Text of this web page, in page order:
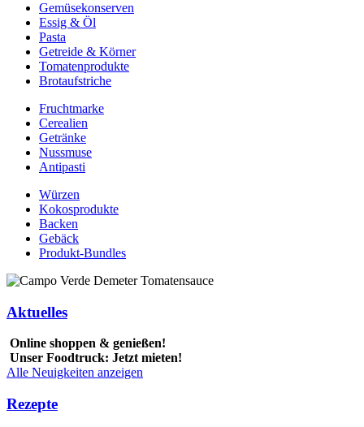
Gemüsekonserven
Essig & Öl
Pasta
Getreide & Körner
Tomatenprodukte
Brotaufstriche
Fruchtmarke
Cerealien
Getränke
Nussmuse
Antipasti
Würzen
Kokosprodukte
Backen
Gebäck
Produkt-Bundles
Aktuelles
Online shoppen & genießen!
Unser Foodtruck: Jetzt mieten!
Alle Neuigkeiten anzeigen
Rezepte